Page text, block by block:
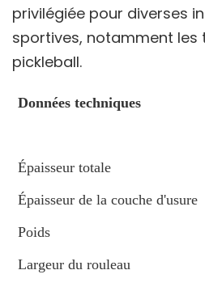
privilégiée pour diverses
sportives, notamment les
pickleball.
Données techniques
Épaisseur totale
Épaisseur de la couche d'usure
Poids
Largeur du rouleau